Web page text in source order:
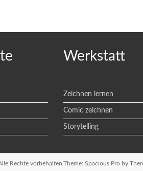
Werkstatt
Zeichnen lernen
Comic zeichnen
Storytelling
Rechte vorbehalten.Theme: Spacious Pro by